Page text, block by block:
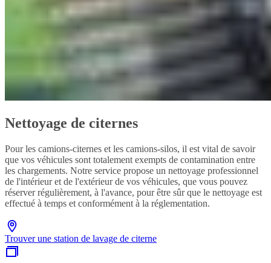
Nettoyage de citernes
Pour les camions-citernes et les camions-silos, il est vital de savoir
que vos véhicules sont totalement exempts de contamination entre
les chargements. Notre service propose un nettoyage professionnel
de l'intérieur et de l'extérieur de vos véhicules, que vous pouvez
réserver régulièrement, à l'avance, pour être sûr que le nettoyage est
effectué à temps et conformément à la réglementation.
Trouver une station de lavage de citerne